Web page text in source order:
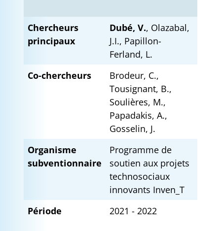
Chercheurs
principaux
Dubé, V., Olazabal,
J.I., Papillon-
Ferland, L.
Co-chercheurs
Brodeur, C.,
Tousignant, B.,
Soulières, M.,
Papadakis, A.,
Gosselin, J.
Organisme
subventionnaire
Programme de
soutien aux projets
technosociaux
innovants Inven_T
Période
2021 - 2022